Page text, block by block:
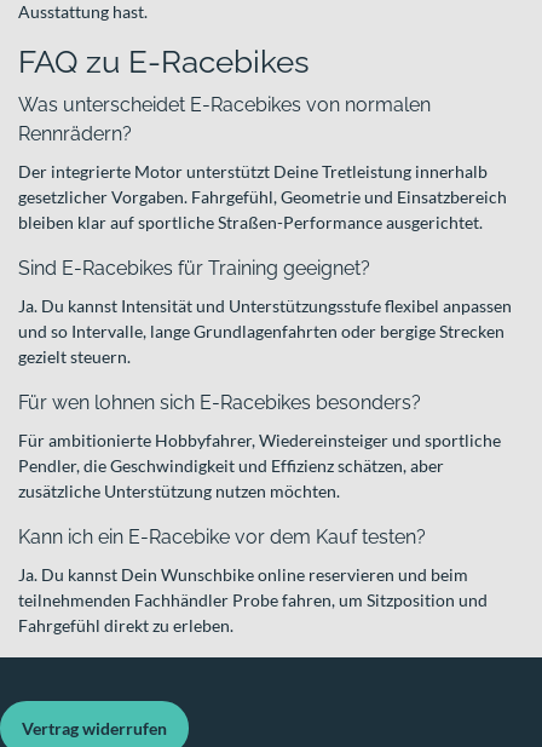
Ausstattung hast.
FAQ zu E-Racebikes
Was unterscheidet E-Racebikes von normalen
Rennrädern?
Der integrierte Motor unterstützt Deine Tretleistung innerhalb
gesetzlicher Vorgaben. Fahrgefühl, Geometrie und Einsatzbereich
bleiben klar auf sportliche Straßen-Performance ausgerichtet.
Sind E-Racebikes für Training geeignet?
Ja. Du kannst Intensität und Unterstützungsstufe flexibel anpassen
und so Intervalle, lange Grundlagenfahrten oder bergige Strecken
gezielt steuern.
Für wen lohnen sich E-Racebikes besonders?
Für ambitionierte Hobbyfahrer, Wiedereinsteiger und sportliche
Pendler, die Geschwindigkeit und Effizienz schätzen, aber
zusätzliche Unterstützung nutzen möchten.
Kann ich ein E-Racebike vor dem Kauf testen?
Ja. Du kannst Dein Wunschbike online reservieren und beim
teilnehmenden Fachhändler Probe fahren, um Sitzposition und
Fahrgefühl direkt zu erleben.
Vertrag widerrufen